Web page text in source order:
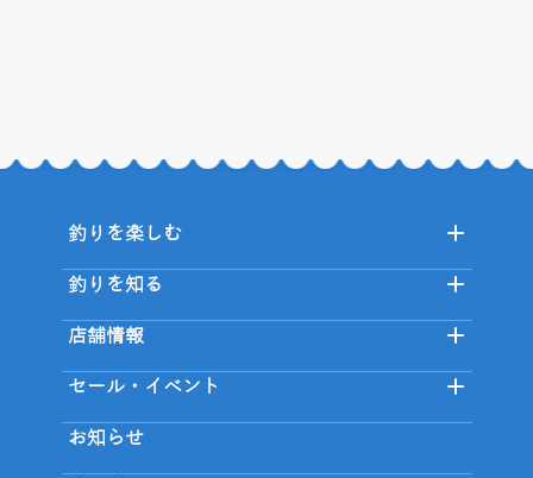
釣りを楽しむ
釣りを知る
店舗情報
セール・イベント
お知らせ